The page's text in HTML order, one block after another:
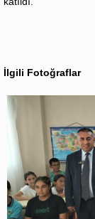
İlgili Fotoğraflar